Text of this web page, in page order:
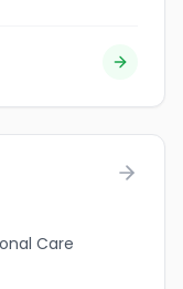
Care